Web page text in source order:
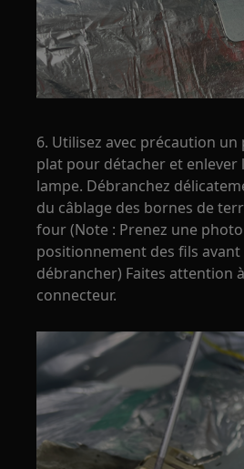
6. Utilisez avec précaution
plat pour détacher et enlever
lampe. Débranchez
du câblage des bornes de
four (Note : Prenez une
positionnement des fils avant
débrancher) Faites attention
connecteur.